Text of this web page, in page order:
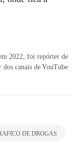
2022, foi repórter de
canais de YouTube
DE DROGAS